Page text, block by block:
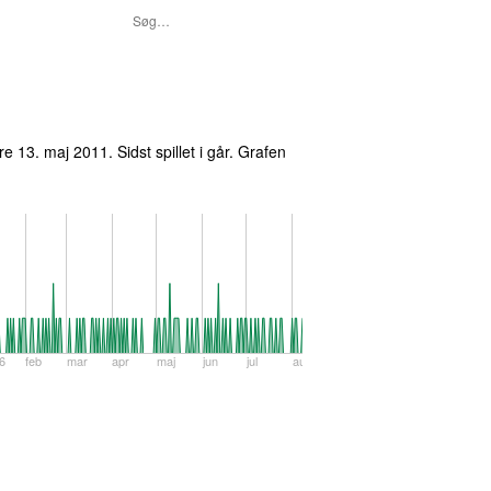
13. maj 2011 . Sidst spillet i går. Grafen
feb mar apr maj jun jul aug